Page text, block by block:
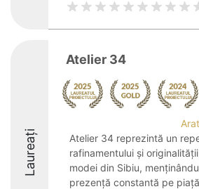
Laureați
Atelier 34
Atelier 34 reprezintă un
rafinamentului și
modei din Sibiu,
prezență constantă pe